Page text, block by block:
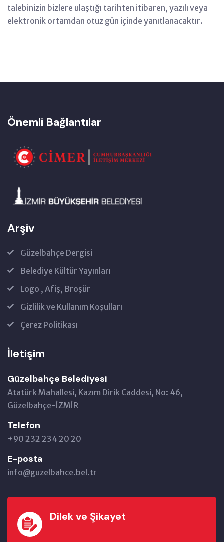
talebinizin bizlere ulaştığı tarihten itibaren, yazılı veya
elektronik ortamdan otuz gün içinde yanıtlanacaktır.
Önemli Bağlantılar
Arşiv
Güzelbahçe Dergisi
Belediye Kültür Yayınları
Logo , Afiş, Broşür
Gizlilik ve Kullanım Koşulları
Çerez Politikası
İletişim
Güzelbahçe Belediyesi
Atatürk Mahallesi, Kazım Dirik Caddesi, No: 46,
Güzelbahçe-İZMİR
Telefon
+90 232 234 20 20
E-posta
info@guzelbahce.bel.tr
Dilek ve Şikayet